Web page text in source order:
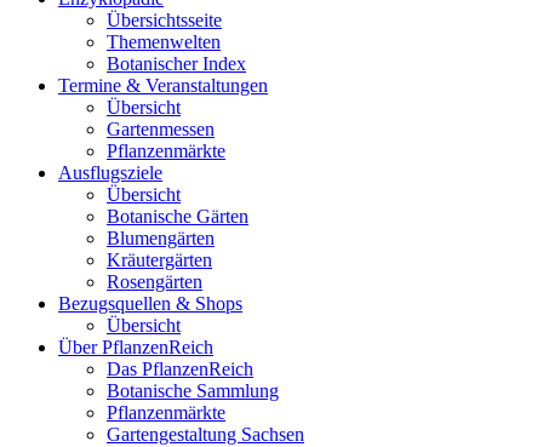
Übersichtsseite
Themenwelten
Botanischer Index
Termine & Veranstaltungen
Übersicht
Gartenmessen
Pflanzenmärkte
Ausflugsziele
Übersicht
Botanische Gärten
Blumengärten
Kräutergärten
Rosengärten
Bezugsquellen & Shops
Übersicht
Über PflanzenReich
Das PflanzenReich
Botanische Sammlung
Pflanzenmärkte
Gartengestaltung Sachsen